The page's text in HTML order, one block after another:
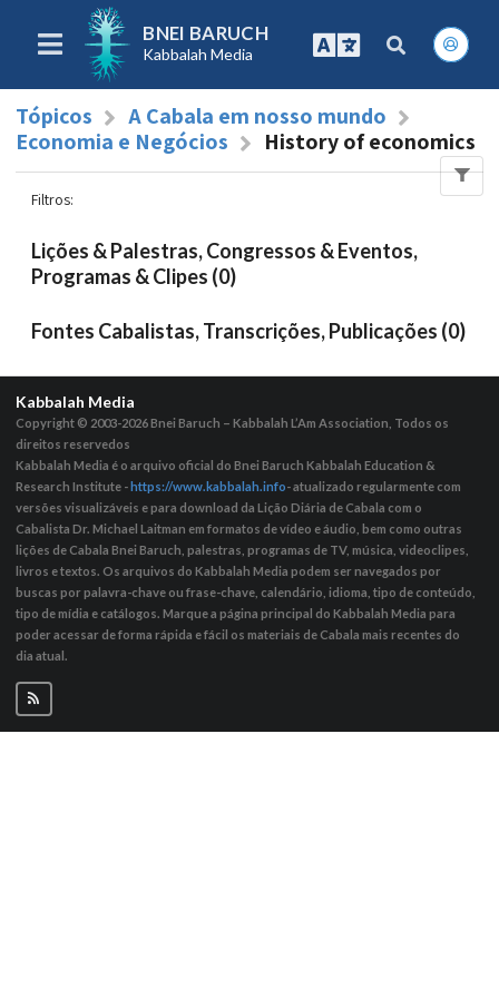
BNEI BARUCH
Kabbalah Media
Tópicos
A Cabala em nosso mundo
Economia e Negócios
History of economics
Filtros:
Lições & Palestras, Congressos & Eventos,
Programas & Clipes (0)
Fontes Cabalistas, Transcrições, Publicações (0)
Kabbalah Media
Copyright © 2003-2026Bnei Baruch – Kabbalah L’Am Association, Todos os
direitos reservedos
Kabbalah Media é o arquivo oficial do Bnei Baruch Kabbalah Education &
Research Institute -https://www.kabbalah.info- atualizado regularmente com
versões visualizáveis ​​e para download da Lição Diária de Cabala com o
Cabalista Dr. Michael Laitman em formatos de vídeo e áudio, bem como outras
lições de Cabala Bnei Baruch, palestras, programas de TV, música, videoclipes,
livros e textos. Os arquivos do Kabbalah Media podem ser navegados por
buscas por palavra-chave ou frase-chave, calendário, idioma, tipo de conteúdo,
tipo de mídia e catálogos. Marque a página principal do Kabbalah Media para
poder acessar de forma rápida e fácil os materiais de Cabala mais recentes do
dia atual.